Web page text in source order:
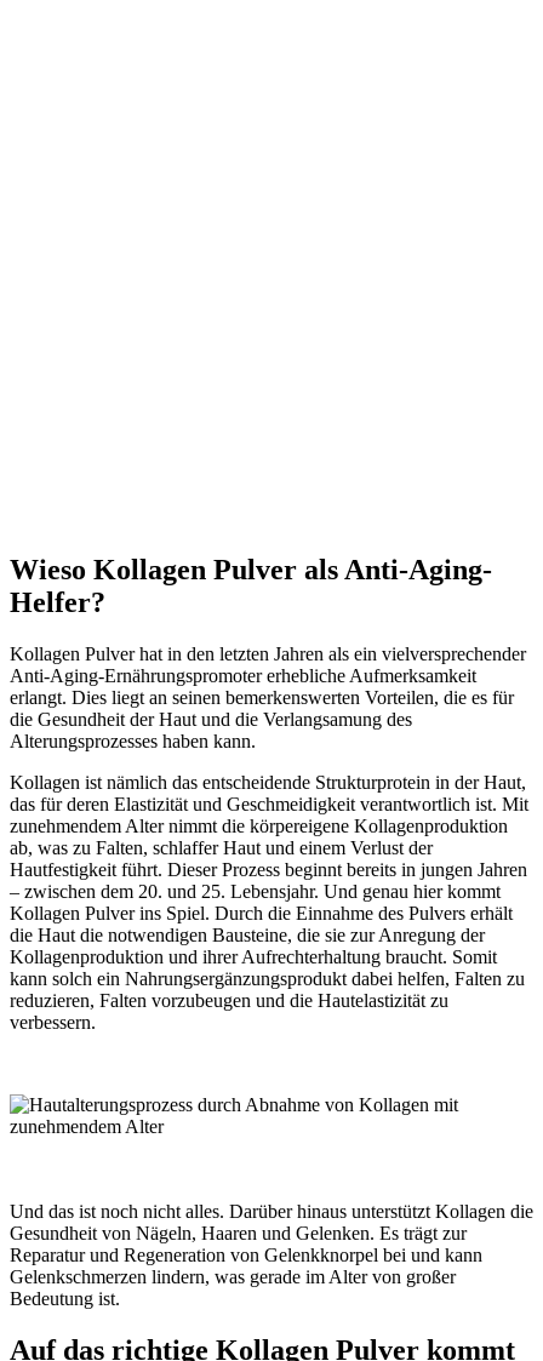
Wieso Kollagen Pulver als Anti-Aging-
Helfer?
Kollagen Pulver hat in den letzten Jahren als ein vielversprechender
Anti-Aging-Ernährungspromoter erhebliche Aufmerksamkeit
erlangt. Dies liegt an seinen bemerkenswerten Vorteilen, die es für
die Gesundheit der Haut und die Verlangsamung des
Alterungsprozesses haben kann.
Kollagen ist nämlich das entscheidende Strukturprotein in der Haut,
das für deren Elastizität und Geschmeidigkeit verantwortlich ist. Mit
zunehmendem Alter nimmt die körpereigene Kollagenproduktion
ab, was zu Falten, schlaffer Haut und einem Verlust der
Hautfestigkeit führt. Dieser Prozess beginnt bereits in jungen Jahren
– zwischen dem 20. und 25. Lebensjahr. Und genau hier kommt
Kollagen Pulver ins Spiel. Durch die Einnahme des Pulvers erhält
die Haut die notwendigen Bausteine, die sie zur Anregung der
Kollagenproduktion und ihrer Aufrechterhaltung braucht. Somit
kann solch ein Nahrungsergänzungsprodukt dabei helfen, Falten zu
reduzieren, Falten vorzubeugen und die Hautelastizität zu
verbessern.
Und das ist noch nicht alles. Darüber hinaus unterstützt Kollagen die
Gesundheit von Nägeln, Haaren und Gelenken. Es trägt zur
Reparatur und Regeneration von Gelenkknorpel bei und kann
Gelenkschmerzen lindern, was gerade im Alter von großer
Bedeutung ist.
Auf das richtige Kollagen Pulver kommt